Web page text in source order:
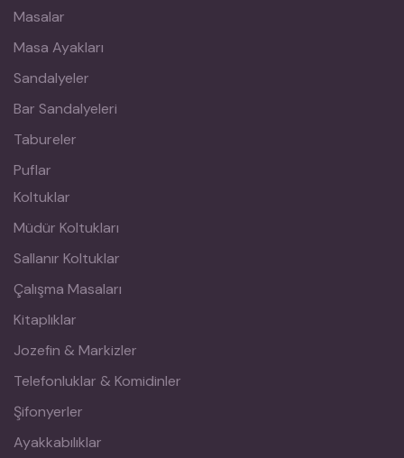
Masalar
Masa Ayakları
Sandalyeler
Bar Sandalyeleri
Tabureler
Puflar
Koltuklar
Müdür Koltukları
Sallanır Koltuklar
Çalışma Masaları
Kitaplıklar
Jozefin & Markizler
Telefonluklar & Komidinler
Şifonyerler
Ayakkabılıklar